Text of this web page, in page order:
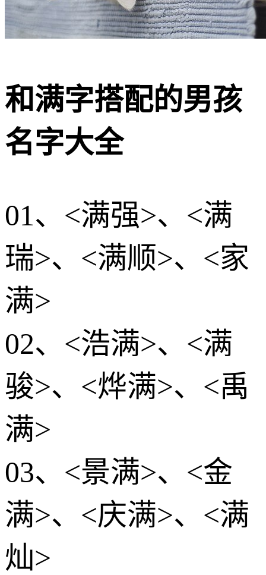
和满字搭配的男孩
名字大全
01、<满强>、<满
瑞>、<满顺>、<家
满>
02、<浩满>、<满
骏>、<烨满>、<禹
满>
03、<景满>、<金
满>、<庆满>、<满
灿>